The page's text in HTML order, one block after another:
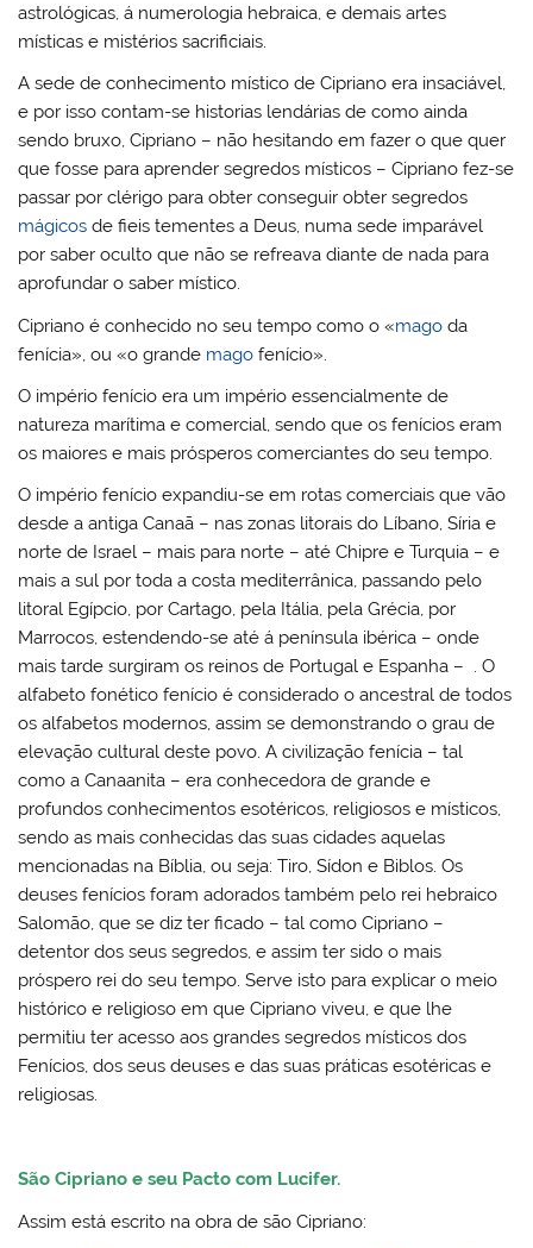
astrológicas, á numerologia hebraica, e demais artes
místicas e mistérios sacrificiais.
A sede de conhecimento místico de Cipriano era insaciável,
e por isso contam-se historias lendárias de como ainda
sendo bruxo, Cipriano – não hesitando em fazer o que quer
que fosse para aprender segredos místicos – Cipriano fez-se
passar por clérigo para obter conseguir obter segredos
mágicos de fieis tementes a Deus, numa sede imparável
por saber oculto que não se refreava diante de nada para
aprofundar o saber místico.
Cipriano é conhecido no seu tempo como o «mago da
fenícia», ou «o grande mago fenício».
O império fenício era um império essencialmente de
natureza marítima e comercial, sendo que os fenícios eram
os maiores e mais prósperos comerciantes do seu tempo.
O império fenício expandiu-se em rotas comerciais que vão
desde a antiga Canaã – nas zonas litorais do Líbano, Síria e
norte de Israel – mais para norte – até Chipre e Turquia – e
mais a sul por toda a costa mediterrânica, passando pelo
litoral Egípcio, por Cartago, pela Itália, pela Grécia, por
Marrocos, estendendo-se até á península ibérica – onde
mais tarde surgiram os reinos de Portugal e Espanha – . O
alfabeto fonético fenício é considerado o ancestral de todos
os alfabetos modernos, assim se demonstrando o grau de
elevação cultural deste povo. A civilização fenícia – tal
como a Canaanita – era conhecedora de grande e
profundos conhecimentos esotéricos, religiosos e místicos,
sendo as mais conhecidas das suas cidades aquelas
mencionadas na Bíblia, ou seja: Tiro, Sídon e Biblos. Os
deuses fenícios foram adorados também pelo rei hebraico
Salomão, que se diz ter ficado – tal como Cipriano –
detentor dos seus segredos, e assim ter sido o mais
próspero rei do seu tempo. Serve isto para explicar o meio
histórico e religioso em que Cipriano viveu, e que lhe
permitiu ter acesso aos grandes segredos místicos dos
Fenícios, dos seus deuses e das suas práticas esotéricas e
religiosas.
São Cipriano e seu Pacto com Lucifer.
Assim está escrito na obra de são Cipriano: